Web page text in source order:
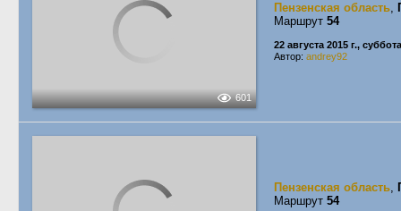
601
Пензенская область,
Маршрут 54
22 августа 2015 г., суббота
Автор: andrey92
Пензенская область,
Маршрут 54